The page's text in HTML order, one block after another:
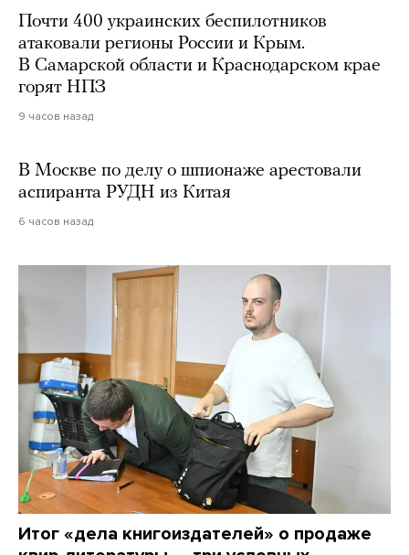
Почти 400 украинских беспилотников
атаковали регионы России и Крым.
В Самарской области и Краснодарском крае
горят НПЗ
9 часов назад
В Москве по делу о шпионаже арестовали
аспиранта РУДН из Китая
6 часов назад
Итог «дела книгоиздателей» о продаже